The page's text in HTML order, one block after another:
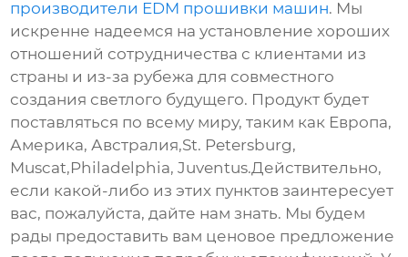
производители EDM прошивки машин. Мы
искренне надеемся на установление хороших
отношений сотрудничества с клиентами из
страны и из-за рубежа для совместного
создания светлого будущего. Продукт будет
поставляться по всему миру, таким как Европа,
Америка, Австралия,St. Petersburg,
Muscat,Philadelphia, Juventus.Действительно,
если какой-либо из этих пунктов заинтересует
вас, пожалуйста, дайте нам знать. Мы будем
рады предоставить вам ценовое предложение